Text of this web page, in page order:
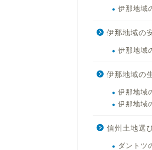
伊那地域
伊那地域の
伊那地域
伊那地域の
伊那地域
伊那地域
信州土地選
ダントツ